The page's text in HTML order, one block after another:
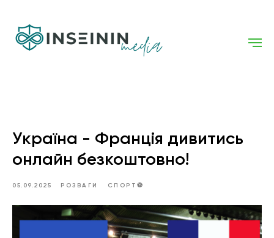
Україна - Франція дивитись
онлайн безкоштовно!
05.09.2025 РОЗВАГИ СПОРТ⚽️